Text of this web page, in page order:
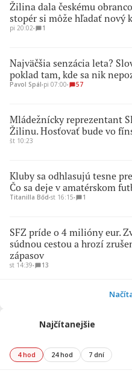
Žilina dala českému
stopér si môže hľadať nový
pi 20:02∙ 1
Najväčšia senzácia leta?
poklad tam, kde sa nik
Pavol Spál∙pi 07:00∙ 57
Mládežnícky reprezentant
Žilinu. Hosťovať bude vo
št 10:23
Kluby sa odhlasujú tesne
Čo sa deje v amatérskom
Titanilla Bőd∙st 16:15∙ 1
SFZ príde o 4 milióny eur.
súdnou cestou a hrozí
zápasov
st 14:39∙ 13
Najčítanejšie
4 hod 24 hod 7 dní